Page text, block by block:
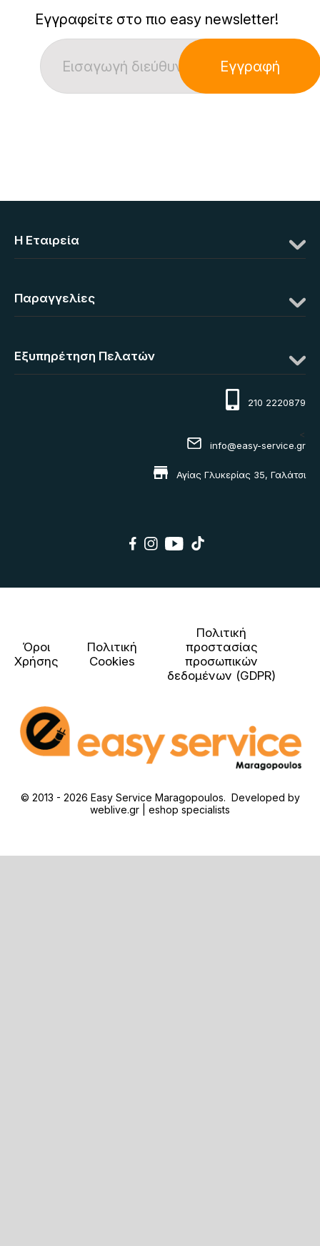
Εγγραφείτε στο πιο easy newsletter!
Εγγραφή
Η Eταιρεία
Παραγγελίες
Εξυπηρέτηση Πελατών
210 2220879
<
info@easy-service.gr
Αγίας Γλυκερίας 35, Γαλάτσι
Όροι
Χρήσης
Πολιτική
Cookies
Πολιτική
προστασίας
προσωπικών
δεδομένων (GDPR)
© 2013 - 2026 Easy Service Maragopoulos. Developed by
weblive.gr | eshop specialists